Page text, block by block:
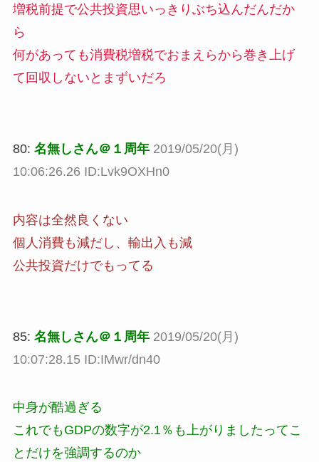
増税前提で公共投資思いっきりぶち込んだんだか
ら
何があっても消費税増税でおまえらから巻き上げ
て回収しないとまずいだろ
80: 名無しさん＠１周年 2019/05/20(月)
10:06:26.26 ID:Lvk9OXHn0
内容は全然良くない
個人消費も減だし、輸出入も減
公共投資だけでもってる
85: 名無しさん＠１周年 2019/05/20(月)
10:07:28.15 ID:IMwr/dn40
中身が酷過ぎる
これでもGDPの数字が2.1％も上がりましたってこ
とだけを強調するのか